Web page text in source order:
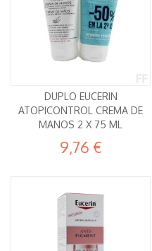
DUPLO EUCERIN
ATOPICONTROL CREMA DE
MANOS 2 X 75 ML
9,76 €